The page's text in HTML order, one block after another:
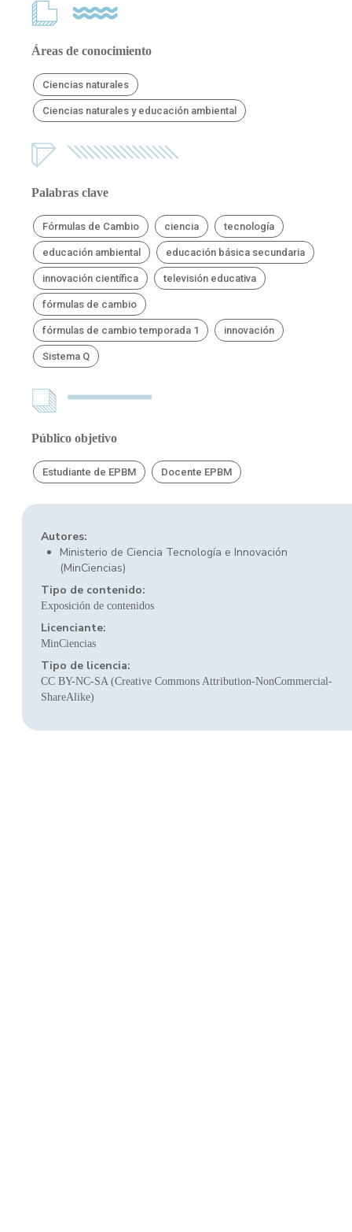
Áreas de conocimiento
Ciencias naturales
Ciencias naturales y educación ambiental
Palabras clave
Fórmulas de Cambio ciencia tecnología
educación ambiental educación básica secundaria
innovación científica televisión educativa
fórmulas de cambio
fórmulas de cambio temporada 1 innovación
Sistema Q
Público objetivo
Estudiante de EPBM Docente EPBM
Autores:
Ministerio de Ciencia Tecnología e Innovación
(MinCiencias)
Tipo de contenido:
Exposición de contenidos
Licenciante:
MinCiencias
Tipo de licencia:
CC BY-NC-SA (Creative Commons Attribution-NonCommercial-
ShareAlike)